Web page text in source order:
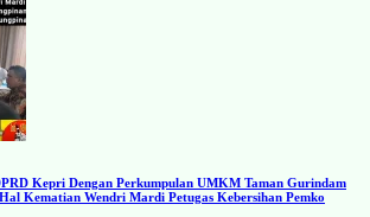
Kepri Dengan Perkumpulan UMKM Taman Gurindam
Kematian Wendri Mardi Petugas Kebersihan Pemko